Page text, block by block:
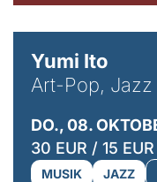
Yumi Ito
Art-Pop, Jazz
DO., 08.
30 EUR / 15 EUR
MUSIK JAZZ